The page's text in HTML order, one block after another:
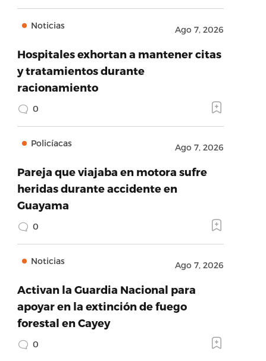
Noticias Ago 7, 2026
Hospitales exhortan a mantener citas
y tratamientos durante
racionamiento
0
Policíacas Ago 7, 2026
Pareja que viajaba en motora sufre
heridas durante accidente en
Guayama
0
Noticias Ago 7, 2026
Activan la Guardia Nacional para
apoyar en la extinción de fuego
forestal en Cayey
0